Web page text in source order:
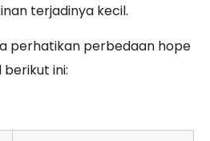
terjadinya kecil.
perhatikan perbedaan hope
ini: